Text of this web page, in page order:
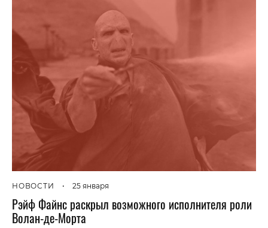
НОВОСТИ • 25 января
Рэйф Файнс раскрыл возможного исполнителя роли
Волан-де-Морта